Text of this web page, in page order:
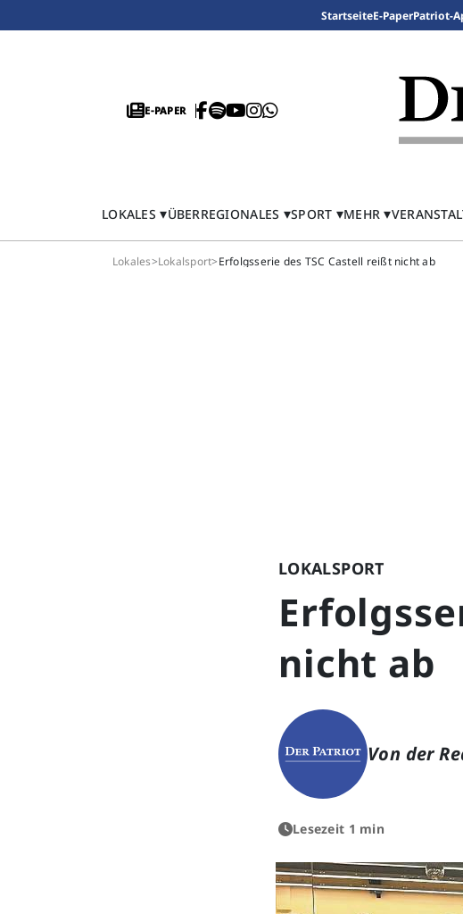
StartseiteE-PaperPatriot-
E-PAPER
LOKALES ÜBERREGIONALES SPORT MEHR
Lokales>Lokalsport>Erfolgsserie des TSC Castell reißt nicht ab
LOKALSPORT
nicht ab
Von der
Lesezeit 1 min